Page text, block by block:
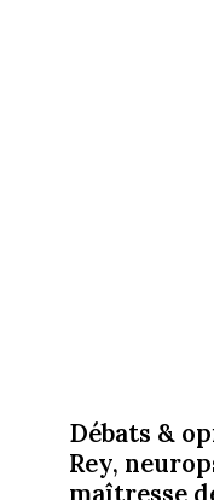
Débats &
Rey,
maîtresse